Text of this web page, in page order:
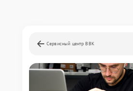
Сервисный центр BBK